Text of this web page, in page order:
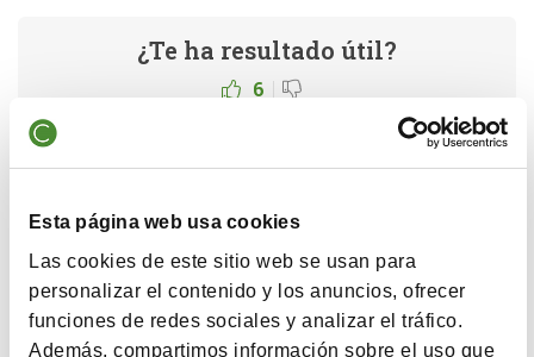
Esta página web usa cookies
Las cookies de este sitio web se usan para
personalizar el contenido y los anuncios, ofrecer
funciones de redes sociales y analizar el tráfico.
Además, compartimos información sobre el uso que
¿Te ha resultado útil?
6 |
Compartir
Posts de interés